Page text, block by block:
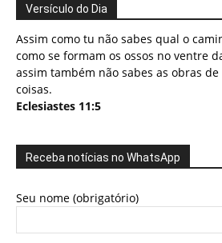
Versículo do Dia
Assim como tu não sabes qual o
como se formam os ossos no ventre
assim também não sabes as obras
coisas.
Eclesiastes 11:5
Receba notícias no WhatsApp
Seu nome (obrigatório)